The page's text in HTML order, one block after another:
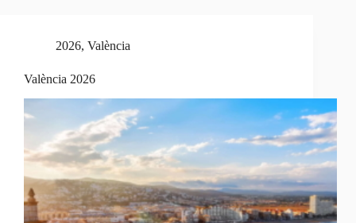
2026, València
València 2026